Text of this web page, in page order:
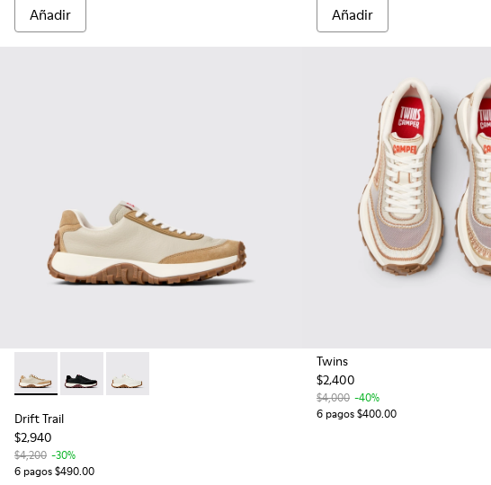
Añadir Añadir
Drift Trail - K201586-022 - Zapatillas de piel y nobuk beige para mujer.
Drift Trail - K201586-021
Drift Trail - K201586-001
Drift Trail
$2,940
$4,200 -30%
6 pagos $490.00
Twins
$2,400
$4,000 -40%
6 pagos $400.00